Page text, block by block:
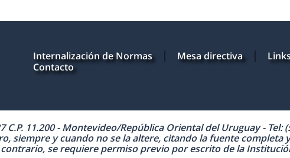
Internalización de Normas Mesa directiva
Contacto
C.P. 11.200 - Montevideo/República Oriental del Uruguay - Tel:
siempre y cuando no se la altere, citando la fuente completa
se requiere permiso previo por escrito de la